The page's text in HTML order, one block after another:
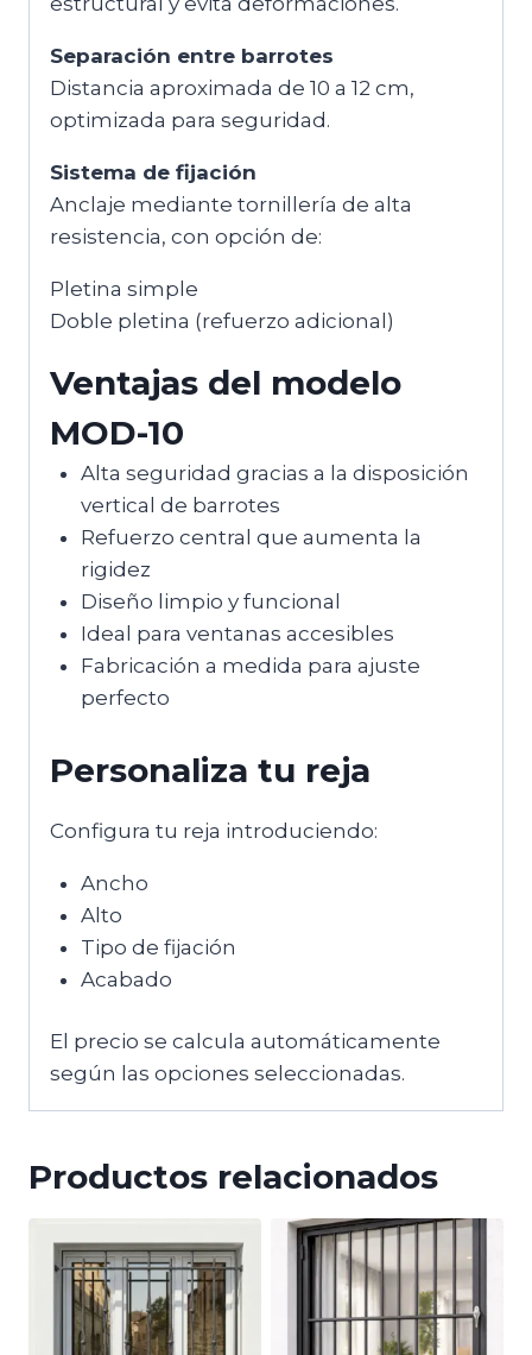
Separación entre barrotes
Distancia aproximada de 10 a 12 cm,
optimizada para seguridad.
Sistema de fijación
Anclaje mediante tornillería de alta
resistencia, con opción de:
Pletina simple
Doble pletina (refuerzo adicional)
Ventajas del modelo
MOD-10
Alta seguridad gracias a la disposición
vertical de barrotes
Refuerzo central que aumenta la
rigidez
Diseño limpio y funcional
Ideal para ventanas accesibles
Fabricación a medida para ajuste
perfecto
Personaliza tu reja
Configura tu reja introduciendo:
Ancho
Alto
Tipo de fijación
Acabado
El precio se calcula automáticamente
según las opciones seleccionadas.
Productos relacionados